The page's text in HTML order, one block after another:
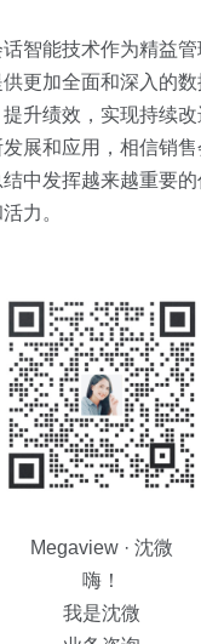
智能技术作为精益
更加全面和深入的
升绩效，实现持续
展和应用，相信销
中发挥越来越重要
力。
Megaview · 沈微
嗨！
我是沈微